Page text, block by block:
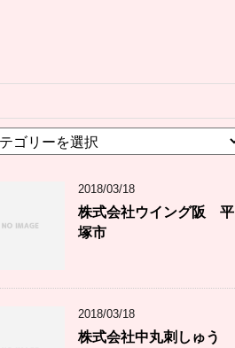
2018/03/18
株式会社ウイング阪 平
塚市
2018/03/18
株式会社中丸刺しゅう